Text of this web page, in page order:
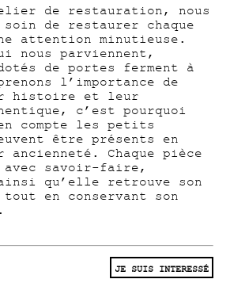
de restauration, nous
soin de restaurer chaque
attention minutieuse.
nous parviennent,
de portes ferment à
l’importance de
histoire et leur
c’est pourquoi
compte les petits
être présents en
Chaque pièce
savoir-faire,
qu’elle retrouve son
en conservant son
JE SUIS INTERESSÉ